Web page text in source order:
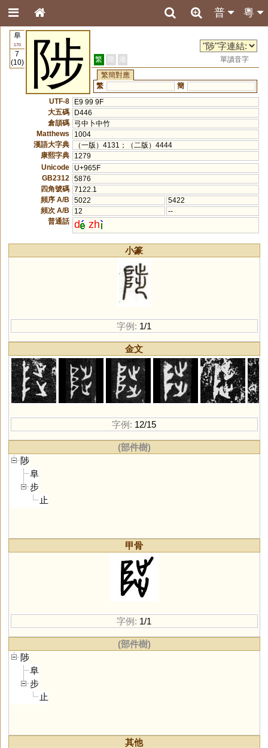
粵
普
阜
170
7
(10)
陟 繁 簡 港
單讀音字
繁簡對應
繁
簡
UTF-8
E9 99 9F
大五碼
D446
倉頡碼
弓中卜中竹
Matthews
1004
漢語大字典
（一版）4131；（二版）4444
康熙字典
1279
Unicode
U+965F
GB2312
5876
四角號碼 7122.1
頻序 A/B
5022
5422
頻次 A/B
12
--
普通話 d zh
小篆
字例: 1/1
金文
字例: 12/15
(部件樹)
陟
阜
步
止
甲骨
字例: 1/1
(部件樹)
陟
阜
步
止
其他